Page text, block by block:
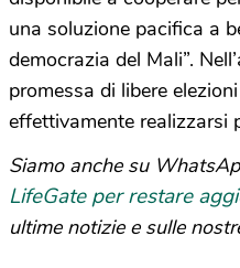
una soluzione pacifica a
democrazia del Mali”.
promessa di libere
effettivamente realizzarsi
Siamo anche su
LifeGate per restare
ultime notizie e sulle